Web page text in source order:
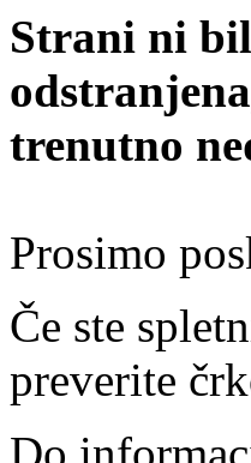
Strani ni
trenutno
Prosimo
Če ste
preverite